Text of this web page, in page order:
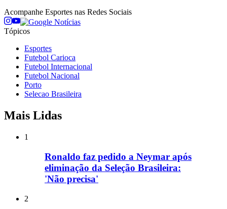
Acompanhe Esportes nas Redes Sociais
Tópicos
Esportes
Futebol Carioca
Futebol Internacional
Futebol Nacional
Porto
Selecao Brasileira
Mais Lidas
1
Ronaldo faz pedido a Neymar após
eliminação da Seleção Brasileira:
'Não precisa'
2